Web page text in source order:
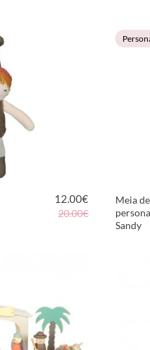
12.00€
20.00€
Meia
Sandy